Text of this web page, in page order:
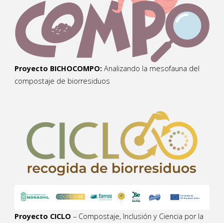
Proyecto BICHOCOMPO: Analizando la mesofauna del
compostaje de biorresiduos
Proyecto CICLO – Compostaje, Inclusión y Ciencia por la